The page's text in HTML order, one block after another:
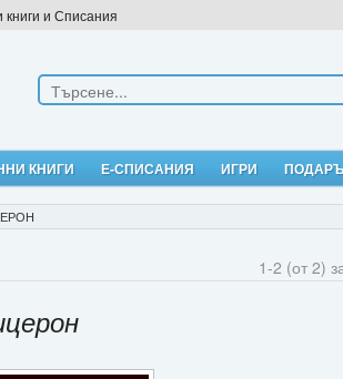
и Списания
КНИГИ Е-СПИСАНИЯ ИГРИ
1-2 (от 2)